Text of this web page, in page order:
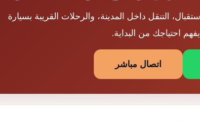
التنقل داخل المدينة، والرحلات القريبة بسيارة
احتياجك من البداية.
اتصال مباشر